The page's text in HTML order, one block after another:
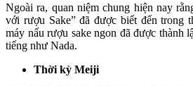
Ngoài ra, quan niệm chung hiện nay
với rượu Sake” đã được biết đến trong
máy nấu rượu sake ngon đã được thành
tiếng như Nada.
Thời kỳ Meiji